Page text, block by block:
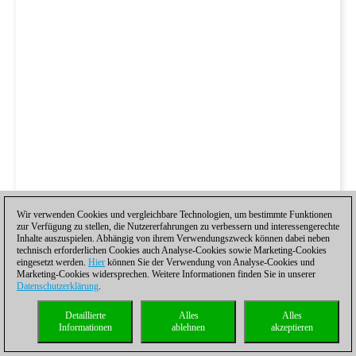
Wir verwenden Cookies und vergleichbare Technologien, um bestimmte Funktionen
zur Verfügung zu stellen, die Nutzererfahrungen zu verbessern und interessengerechte
Inhalte auszuspielen. Abhängig von ihrem Verwendungszweck können dabei neben
technisch erforderlichen Cookies auch Analyse-Cookies sowie Marketing-Cookies
eingesetzt werden. Hier können Sie der Verwendung von Analyse-Cookies und
Marketing-Cookies widersprechen. Weitere Informationen finden Sie in unserer
Datenschutzerklärung.
Alles
akzeptieren
Alles
ablehnen
Detaillierte
Informationen